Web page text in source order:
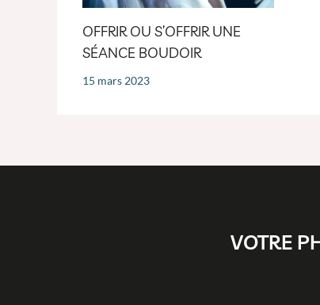
OFFRIR OU S’OFFRIR UNE
SÉANCE BOUDOIR
15 mars 2023
VOTRE